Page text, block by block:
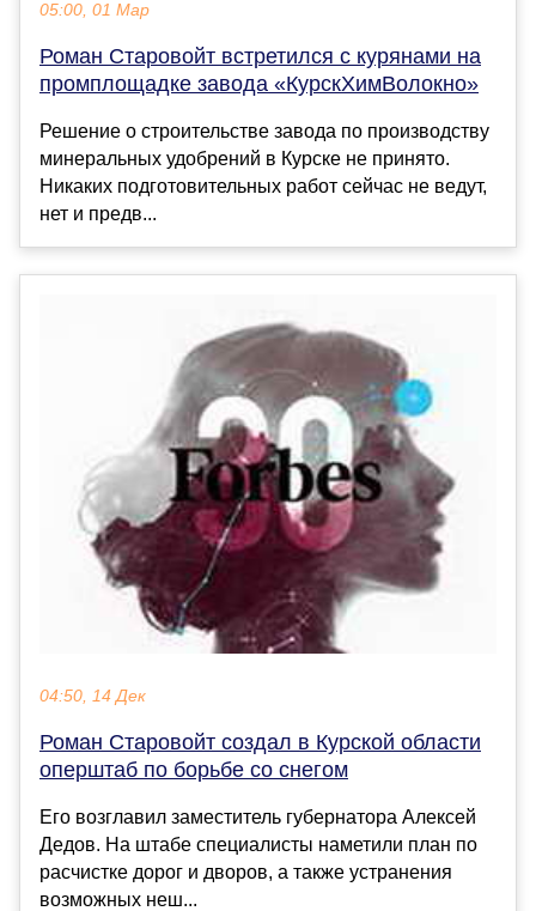
05:00, 01 Мар
Роман Старовойт встретился с курянами на
промплощадке завода «КурскХимВолокно»
Решение о строительстве завода по производству
минеральных удобрений в Курске не принято.
Никаких подготовительных работ сейчас не ведут,
нет и предв...
04:50, 14 Дек
Роман Старовойт создал в Курской области
оперштаб по борьбе со снегом
Его возглавил заместитель губернатора Алексей
Дедов. На штабе специалисты наметили план по
расчистке дорог и дворов, а также устранения
возможных неш...